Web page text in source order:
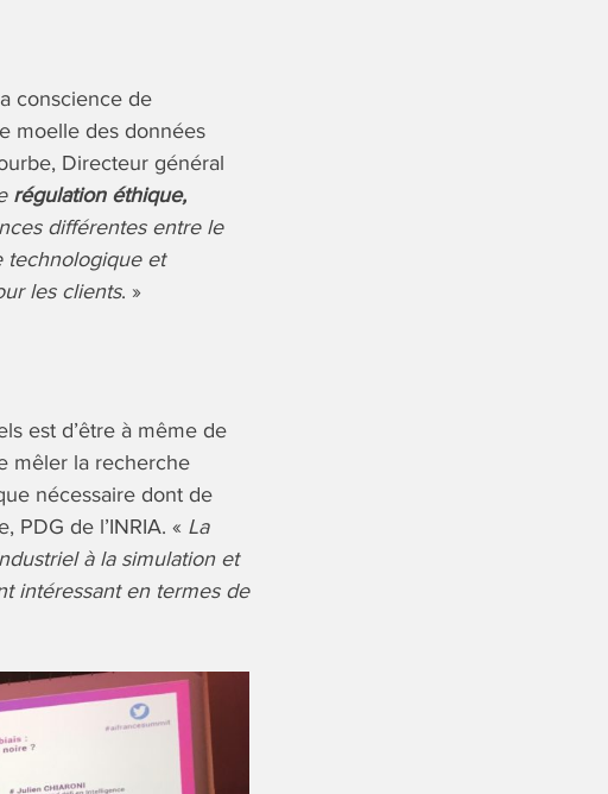
conscience de
moelle des données
Directeur général
régulation éthique,
différentes entre le
technologique et
les clients. »
est d’être à même de
mêler la recherche
nécessaire dont de
PDG de l’INRIA. « La
à la simulation et
intéressant en termes de